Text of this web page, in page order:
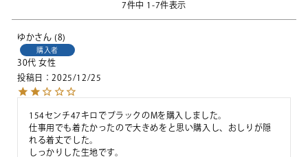
7件中 1 -7件表示
ゆか 8
購入者
30代 女性
投稿日
2025/12/25
154センチ47キロでブラックのMを購入しました。
仕事用でも着たかったので大きめをと思い購入し、おしりが隠
れる着丈でした。
しっかりした生地です。